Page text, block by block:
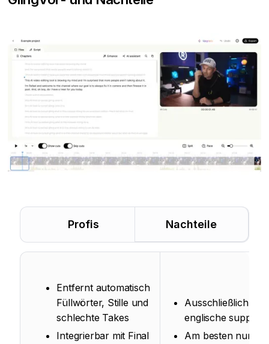
Profis Nachteile
Entfernt automatisch
Füllwörter, Stille und
schlechte Takes
Integrierbar mit Final
Ausschließlich
englische support
Am besten nur für